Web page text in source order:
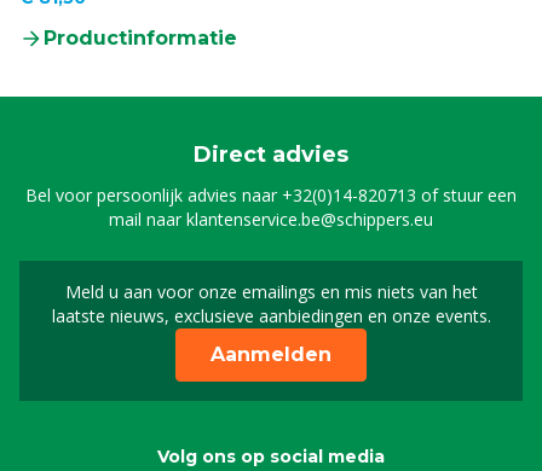
Productinformatie
Direct advies
Bel voor persoonlijk advies naar +32(0)14-820713 of stuur een
mail naarklantenservice.be@schippers.eu
Meld u aan voor onze emailings en mis niets van het
laatste nieuws, exclusieve aanbiedingen en onze events.
Meld u aan voor onze
Aanmelden
Volg ons op social media